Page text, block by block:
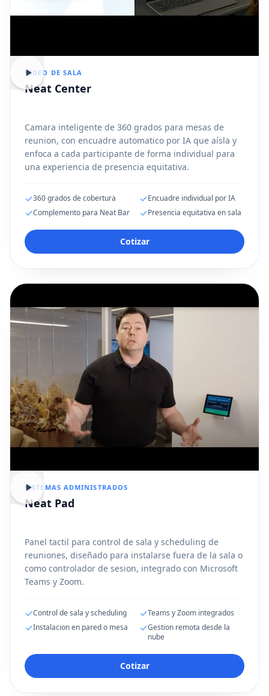
VIDEO DE SALA
Neat Center
Camara inteligente de 360 grados para mesas de
reunion, con encuadre automatico por IA que aísla y
enfoca a cada participante de forma individual para
una experiencia de presencia equitativa.
360 grados de cobertura
Encuadre individual por IA
Complemento para Neat Bar
Presencia equitativa en sala
Cotizar
SISTEMAS ADMINISTRADOS
Neat Pad
Panel tactil para control de sala y scheduling de
reuniones, diseñado para instalarse fuera de la sala o
como controlador de sesion, integrado con Microsoft
Teams y Zoom.
Control de sala y scheduling
Teams y Zoom integrados
Instalacion en pared o mesa
Gestion remota desde la
nube
Cotizar